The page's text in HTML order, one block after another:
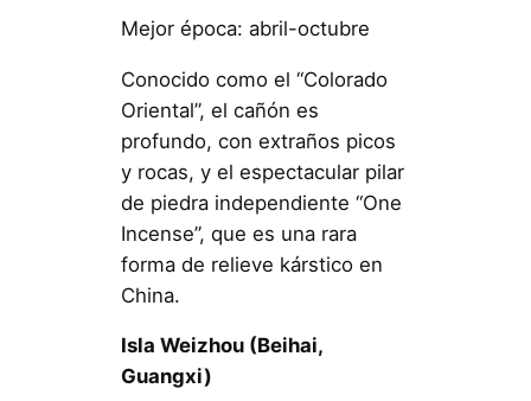
Mejor época: abril-octubre
Conocido como el “Colorado
Oriental”, el cañón es
profundo, con extraños picos
y rocas, y el espectacular pilar
de piedra independiente “One
Incense”, que es una rara
forma de relieve kárstico en
China.
Isla Weizhou (Beihai,
Guangxi)